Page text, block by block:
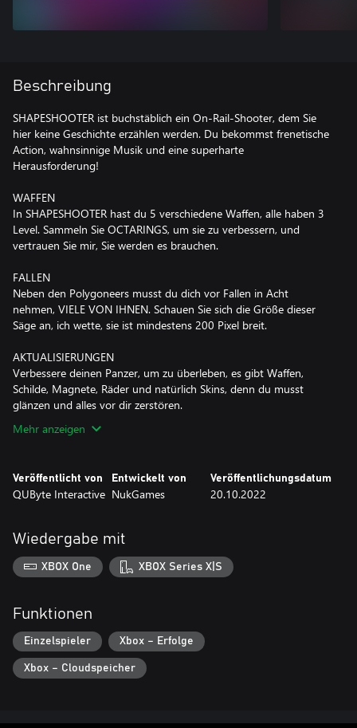
Beschreibung
SHAPESHOOTER ist buchstäblich ein On-Rail-Shooter, dem Sie
hier keine Geschichte erzählen werden. Du bekommst frenetische
Action, wahnsinnige Musik und eine superharte
Herausforderung!
WAFFEN
In SHAPESHOOTER hast du 5 verschiedene Waffen, alle haben 3
Level. Sammeln Sie OCTARINGS, um sie zu verbessern, und
vertrauen Sie mir, Sie werden es brauchen.
FALLEN
Neben den Polygoneers musst du dich vor Fallen in Acht
nehmen, VIELE VON IHNEN. Schauen Sie sich die Größe dieser
Säge an, ich wette, sie ist mindestens 200 Pixel breit.
AKTUALISIERUNGEN
Verbessere deinen Panzer, um zu überleben, es gibt Waffen,
Schilde, Magnete, Räder und natürlich Skins, denn du musst
glänzen und alles vor dir zerstören.
Mehr anzeigen
Veröffentlicht von
QUByte Interactive
Entwickelt von
NukGames
Veröffentlichungsdatum
20.10.2022
Wiedergabe mit
XBOX One XBOX Series X|S
Funktionen
Einzelspieler Xbox – Erfolge
Xbox – Cloudspeicher